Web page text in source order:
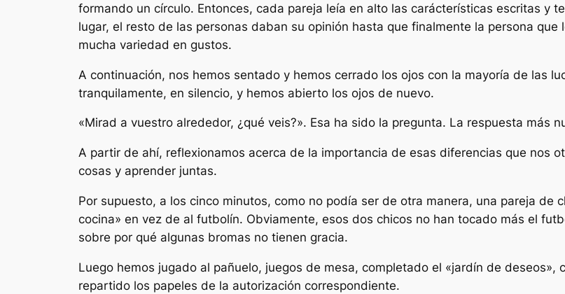
formando un círculo. Entonces, cada pareja leía en alto las carácterísticas escritas y
lugar, el resto de las personas daban su opinión hasta que finalmente la persona
mucha variedad en gustos.
A continuación, nos hemos sentado y hemos cerrado los ojos con la mayoría de las
tranquilamente, en silencio, y hemos abierto los ojos de nuevo.
«Mirad a vuestro alrededor, ¿qué veis?». Esa ha sido la pregunta. La respuesta más
A partir de ahí, reflexionamos acerca de la importancia de esas diferencias que nos
cosas y aprender juntas.
Por supuesto, a los cinco minutos, como no podía ser de otra manera, una pareja de
cocina» en vez de al futbolín. Obviamente, esos dos chicos no han tocado más el
sobre por qué algunas bromas no tienen gracia.
Luego hemos jugado al pañuelo, juegos de mesa, completado el «jardín de deseos»,
repartido los papeles de la autorización correspondiente.